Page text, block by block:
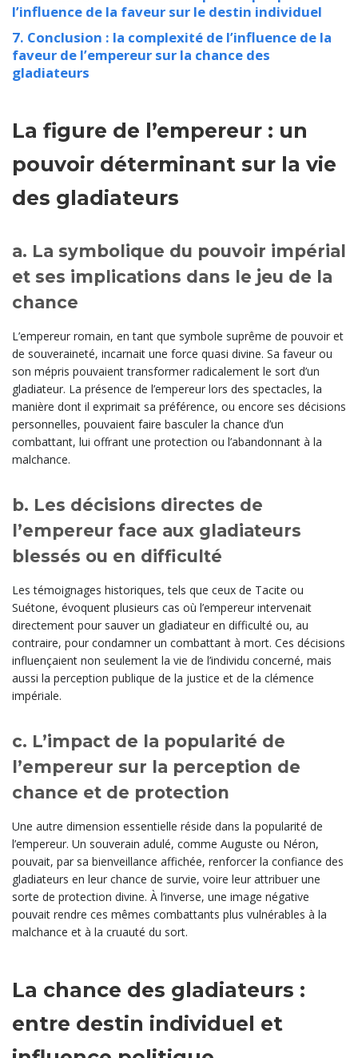
l’influence de la faveur sur le destin individuel
7. Conclusion : la complexité de l’influence de la
faveur de l’empereur sur la chance des
gladiateurs
La figure de l’empereur : un
pouvoir déterminant sur la vie
des gladiateurs
a. La symbolique du pouvoir impérial
et ses implications dans le jeu de la
chance
L’empereur romain, en tant que symbole suprême de pouvoir et
de souveraineté, incarnait une force quasi divine. Sa faveur ou
son mépris pouvaient transformer radicalement le sort d’un
gladiateur. La présence de l’empereur lors des spectacles, la
manière dont il exprimait sa préférence, ou encore ses décisions
personnelles, pouvaient faire basculer la chance d’un
combattant, lui offrant une protection ou l’abandonnant à la
malchance.
b. Les décisions directes de
l’empereur face aux gladiateurs
blessés ou en difficulté
Les témoignages historiques, tels que ceux de Tacite ou
Suétone, évoquent plusieurs cas où l’empereur intervenait
directement pour sauver un gladiateur en difficulté ou, au
contraire, pour condamner un combattant à mort. Ces décisions
influençaient non seulement la vie de l’individu concerné, mais
aussi la perception publique de la justice et de la clémence
impériale.
c. L’impact de la popularité de
l’empereur sur la perception de
chance et de protection
Une autre dimension essentielle réside dans la popularité de
l’empereur. Un souverain adulé, comme Auguste ou Néron,
pouvait, par sa bienveillance affichée, renforcer la confiance des
gladiateurs en leur chance de survie, voire leur attribuer une
sorte de protection divine. À l’inverse, une image négative
pouvait rendre ces mêmes combattants plus vulnérables à la
malchance et à la cruauté du sort.
La chance des gladiateurs :
entre destin individuel et